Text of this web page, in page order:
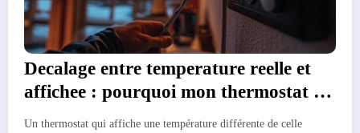
Decalage entre temperature reelle et
affichee : pourquoi mon thermostat ne
fonctionne pas correctement ?
Un thermostat qui affiche une température différente de celle